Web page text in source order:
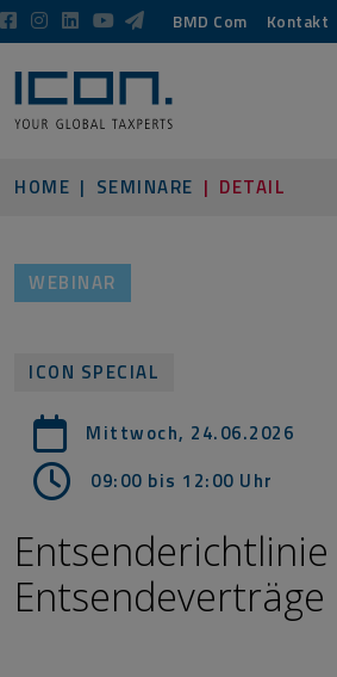
BMD Com Kontakt
HOME SEMINARE DETAIL
WEBINAR
ICON SPECIAL
Mittwoch, 24.06.2026
09:00 bis 12:00 Uhr
Entsendeverträge